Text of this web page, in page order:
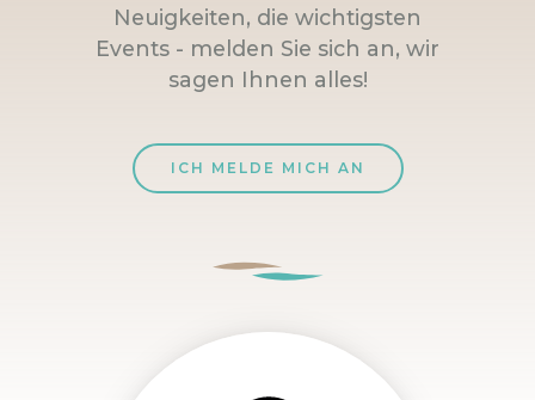
Neuigkeiten, die wichtigsten
Events - melden Sie sich an, wir
sagen Ihnen alles!
ICH MELDE MICH AN